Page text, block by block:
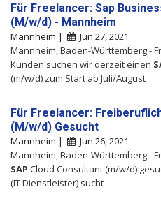
Für Freelancer: Sap
(M/w/d) - Mannheim
Mannheim |
Jun 27, 2021
Mannheim, Baden-Württemberg -
Kunden suchen wir derzeit einen
(m/w/d) zum Start ab Juli/August
Für Freelancer:
(M/w/d) Gesucht
Mannheim |
Jun 26, 2021
Mannheim, Baden-Württemberg -
SAP Cloud Consultant (m/w/d)
(IT Dienstleister) sucht